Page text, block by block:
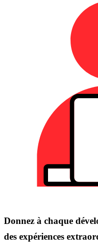
Donnez à chaque
des expériences